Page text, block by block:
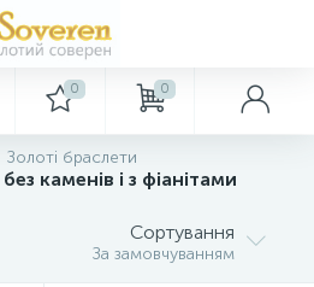
0 0
Золоті браслети
каменів і з фіанітами
Сортування
За замовчуванням